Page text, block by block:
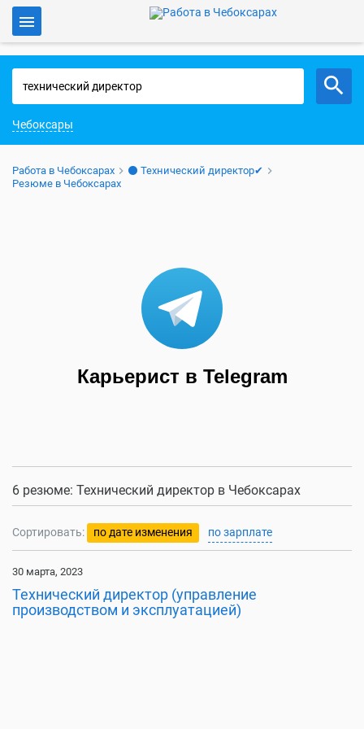
Работа в Чебоксарах
Чебоксары
Работа в Чебоксарах
⚫ Технический директор✔
Резюме в Чебоксарах
Карьерист в Telegram
6 резюме: Технический директор в Чебоксарах
Сортировать: по дате изменения по зарплате
30 марта, 2023
Технический директор (управление
производством и эксплуатацией)